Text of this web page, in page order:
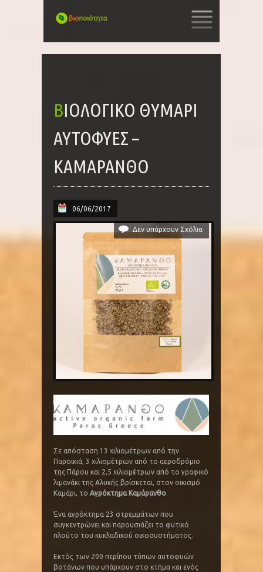
TO
ΒΙΟΛΟΓΙΚΌ ΘΥΜΆΡΙ
ΑΥΤΟΦΥΈΣ –
ΚΑΜΑΡΑΝΘΟ
06/06/2017
Δεν υπάρχουν Σχόλια
Σε απόσταση 13 χιλιομέτρων από την
Παροικιά, 3 χιλιομέτρων από το αεροδρόμιο
της Πάρου και 2,5 χιλιομέτρων από το γραφικό
λιμανάκι της Αλυκής βρίσκεται, στον οικισμό
Καμάρι, το Αγρόκτημα Καμάρανθο.
Ένα αγρόκτημα 23 στρεμμάτων που
συγκεντρώνει και παρουσιάζει το φυτικό
πλούτο του κυκλαδικού οικοσυστήματος.
Εκτός των 200 περίπου τύπων αυτοφυών
βοτάνων που υπάρχουν στο κτήμα και ενός